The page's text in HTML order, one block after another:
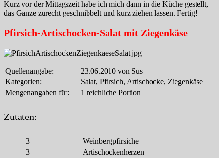
Kurz vor der Mittagszeit habe ich mich dann in die Küche gestellt,
das Ganze zurecht geschnibbelt und kurz ziehen lassen. Fertig!
Pfirsich-Artischocken-Salat mit Ziegenkäse
Quellenangabe:
23.06.2010 von Sus
Kategorien:
Salat, Pfirsich, Artischocke, Ziegenkäse
Mengenangaben für:
1 reichliche Portion
Zutaten:
3
Weinbergpfirsiche
3
Artischockenherzen